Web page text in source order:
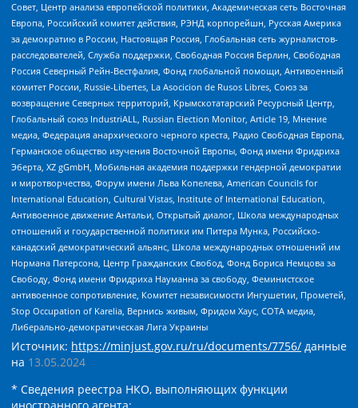
Совет, Центр анализа европейской политики, Академическая сеть Восточная
Европа, Российский комитет действия, РЭНД корпорейшн, Русская Америка
за демократию в России, Настоящая Россия, Глобальная сеть журналистов-
расследователей, Служба поддержки, Свободная Россия Берлин, Свободная
Россия Северный Рейн-Вестфалия, Фонд глобальной помощи, Антивоенный
комитет России, Russie-Libertes, La Asocicion de Rusos Libres, Союз за
возвращение Северных территорий, Крымскотатарский Ресурсный Центр,
Глобальный союз IndustriALL, Russian Election Monitor, Article 19, Мнение
медиа, Федерация анархического черного креста, Радио Свободная Европа,
Германское общество изучения Восточной Европы, Фонд имени Фридриха
Эберта, XZ gGmbH, Мобильная академия поддержки гендерной демократии
и миротворчества, Форум имени Льва Копелева, American Councils for
International Education, Cultural Vistas, Institute of International Education,
Антивоенное движение Антальи, Открытый диалог, Школа международных
отношений и государственной политики им Питера Мунка, Российско-
канадский демократический альянс, Школа международных отношений им
Нормана Патерсона, Центр Гражданских Свобод, Фонд Бориса Немцова за
Свободу, Фонд имени Фридриха Науманна за свободу, Феминистское
антивоенное сопротивление, Комитет независимости Ингушетии, Прометей,
Stop Occupation of Karelia, Вернись живым, Фридом Хаус, СОТА медиа,
Либерально-демократическая Лига Украины
Источник: https://minjust.gov.ru/ru/documents/7756/ данные
на 13.05.2024
* Сведения реестра НКО, выполняющих функции